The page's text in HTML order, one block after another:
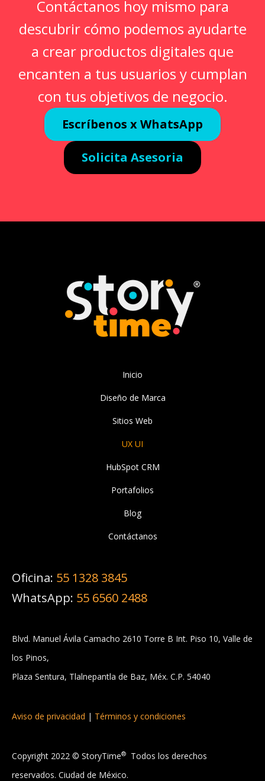
Contáctanos hoy mismo para
descubrir cómo podemos ayudarte
a crear productos digitales que
encanten a tus usuarios y cumplan
con tus objetivos de negocio.
Escríbenos x WhatsApp
Solicita Asesoria
Inicio
Diseño de Marca
Sitios Web
UX UI
HubSpot CRM
Portafolios
Blog
Contáctanos
Oficina: 55 1328 3845
WhatsApp: 55 6560 2488
Blvd. Manuel Ávila Camacho 2610 Torre B Int. Piso 10, Valle de
los Pinos,
Plaza Sentura, Tlalnepantla de Baz, Méx. C.P. 54040
Aviso de privacidad | Términos y condiciones
Copyright 2022 © StoryTime®
Todos los derechos
reservados. Ciudad de México.